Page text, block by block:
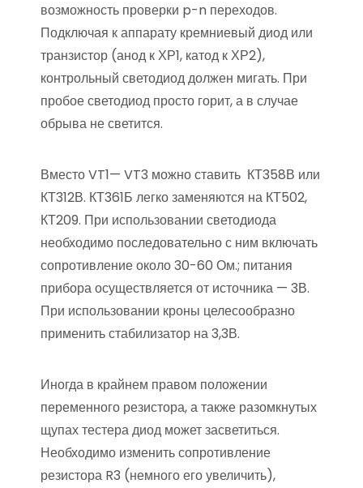
возможность проверки p-n переходов.
Подключая к аппарату кремниевый диод или
транзистор (анод к ХР1, катод к ХР2),
контрольный светодиод должен мигать. При
пробое светодиод просто горит, а в случае
обрыва не светится.
Вместо VT1— VT3 можно ставить КТ358В или
КТ312В. КТ361Б легко заменяются на КТ502,
КТ209. При использовании светодиода
необходимо последовательно с ним включать
сопротивление около 30-60 Ом.; питания
прибора осуществляется от источника — 3В.
При использовании кроны целесообразно
применить стабилизатор на 3,3В.
Иногда в крайнем правом положении
переменного резистора, а также разомкнутых
щупах тестера диод может засветиться.
Необходимо изменить сопротивление
резистора R3 (немного его увеличить),